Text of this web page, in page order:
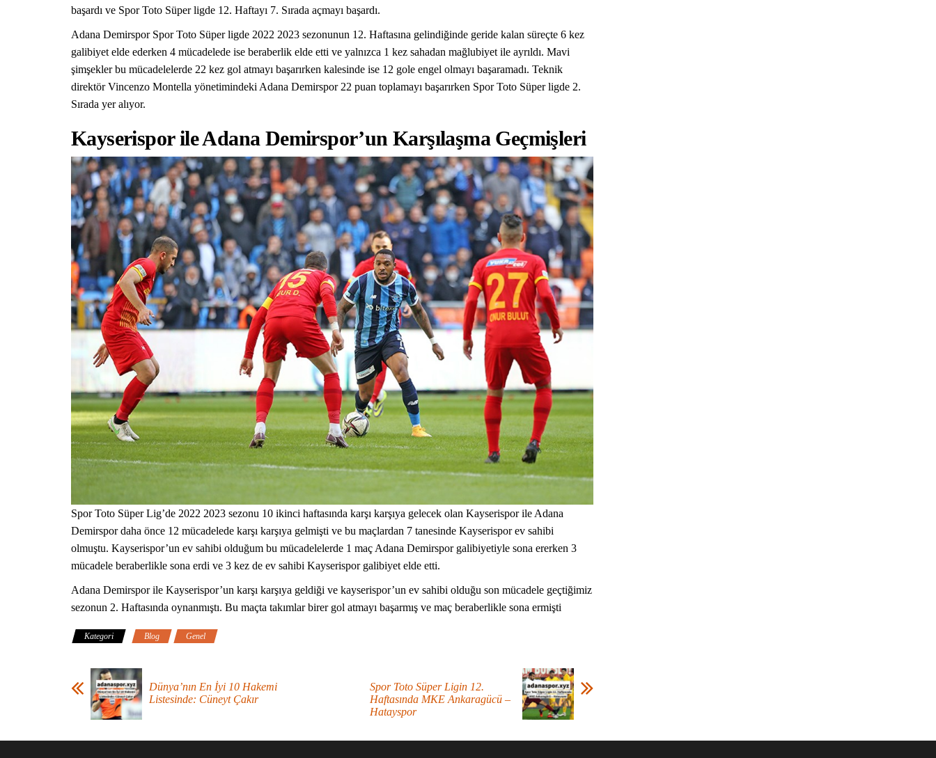
başardı ve Spor Toto Süper ligde 12. Haftayı 7. Sırada açmayı başardı.
Adana Demirspor Spor Toto Süper ligde 2022 2023 sezonunun 12. Haftasına gelindiğinde geride kalan süreçte 6 kez
galibiyet elde ederken 4 mücadelede ise beraberlik elde etti ve yalnızca 1 kez sahadan mağlubiyet ile ayrıldı. Mavi
şimşekler bu mücadelelerde 22 kez gol atmayı başarırken kalesinde ise 12 gole engel olmayı başaramadı. Teknik
direktör Vincenzo Montella yönetimindeki Adana Demirspor 22 puan toplamayı başarırken Spor Toto Süper ligde 2.
Sırada yer alıyor.
Kayserispor ile Adana Demirspor’un Karşılaşma Geçmişleri
Spor Toto Süper Lig’de 2022 2023 sezonu 10 ikinci haftasında karşı karşıya gelecek olan Kayserispor ile Adana
Demirspor daha önce 12 mücadelede karşı karşıya gelmişti ve bu maçlardan 7 tanesinde Kayserispor ev sahibi
olmuştu. Kayserispor’un ev sahibi olduğum bu mücadelelerde 1 maç Adana Demirspor galibiyetiyle sona ererken 3
mücadele beraberlikle sona erdi ve 3 kez de ev sahibi Kayserispor galibiyet elde etti.
Adana Demirspor ile Kayserispor’un karşı karşıya geldiği ve kayserispor’un ev sahibi olduğu son mücadele geçtiğimiz
sezonun 2. Haftasında oynanmıştı. Bu maçta takımlar birer gol atmayı başarmış ve maç beraberlikle sona ermişti
Kategori Blog Genel
Dünya’nın En İyi 10 Hakemi
Listesinde: Cüneyt Çakır
Spor Toto Süper Ligin 12.
Haftasında MKE Ankaragücü –
Hatayspor